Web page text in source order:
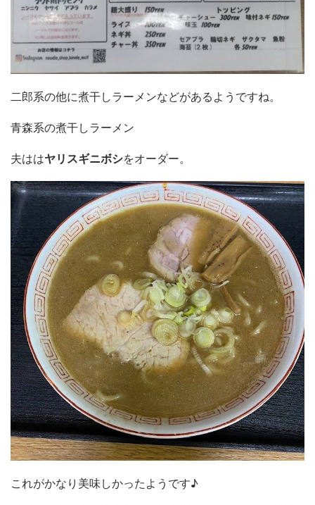
二郎系の他に煮干しラーメンなどがあるようですね。
青森系の煮干しラーメン
夫ははヤリスギニボシをオーダー。
これがかなり美味しかったようです♪